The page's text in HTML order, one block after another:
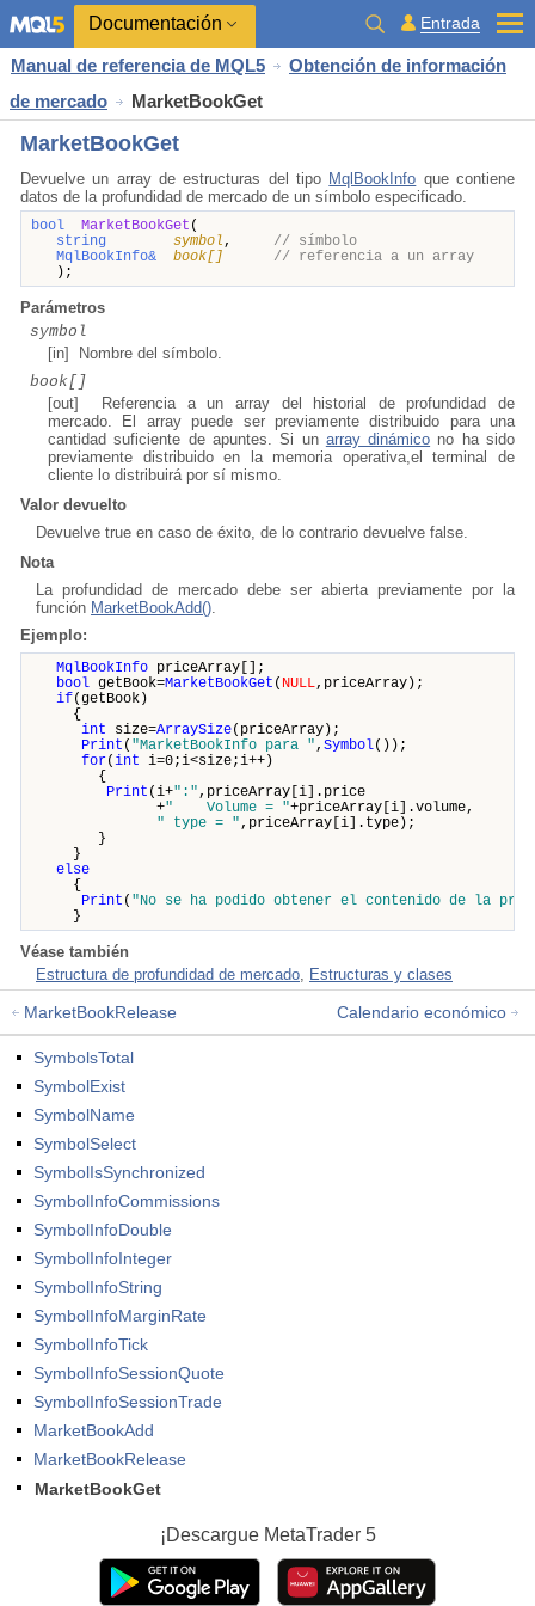
Documentación Entrada
Manual de referencia de MQL5
Obtención de información
de mercado
MarketBookGet
MarketBookGet
Devuelve un array de estructuras del tipo MqlBookInfo que contiene
datos de la profundidad de mercado de un símbolo especificado.
bool MarketBookGet (
string
symbol, // símbolo
MqlBookInfo&
book[]
// referencia a un array
);
Parámetros
symbol
[in] Nombre del símbolo.
book[]
[out] Referencia a un array del historial de profundidad de
mercado. El array puede ser previamente distribuido para una
cantidad suficiente de apuntes. Si un array dinámico no ha sido
previamente distribuido en la memoria operativa,el terminal de
cliente lo distribuirá por sí mismo.
Valor devuelto
Devuelve true en caso de éxito, de lo contrario devuelve false.
Nota
La profundidad de mercado debe ser abierta previamente por la
función MarketBookAdd().
Ejemplo:
MqlBookInfo priceArray[];
bool getBook=MarketBookGet ( NULL,priceArray);
if(getBook)
{
int size=ArraySize(priceArray);
Print ( "MarketBookInfo para ", Symbol());
for(int i=0;i<size;i++)
{
Print (i+":",priceArray[i].price
+" Volume = "+priceArray[i].volume,
" type = ",priceArray[i].type);
}
}
else
{
Print ( "No se ha podido obtener el contenido de la
}
Véase también
Estructura de profundidad de mercado, Estructuras y clases
MarketBookRelease Calendario económico
SymbolsTotal
SymbolExist
SymbolName
SymbolSelect
SymbolIsSynchronized
SymbolInfoCommissions
SymbolInfoDouble
SymbolInfoInteger
SymbolInfoString
SymbolInfoMarginRate
SymbolInfoTick
SymbolInfoSessionQuote
SymbolInfoSessionTrade
MarketBookAdd
MarketBookRelease
MarketBookGet
¡Descargue MetaTrader 5